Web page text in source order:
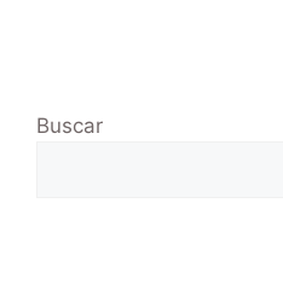
Buscar